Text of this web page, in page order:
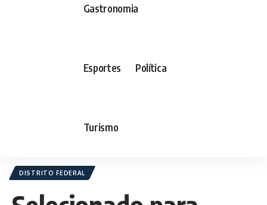
Gastronomia
Esportes Política
Turismo
DISTRITO FEDERAL